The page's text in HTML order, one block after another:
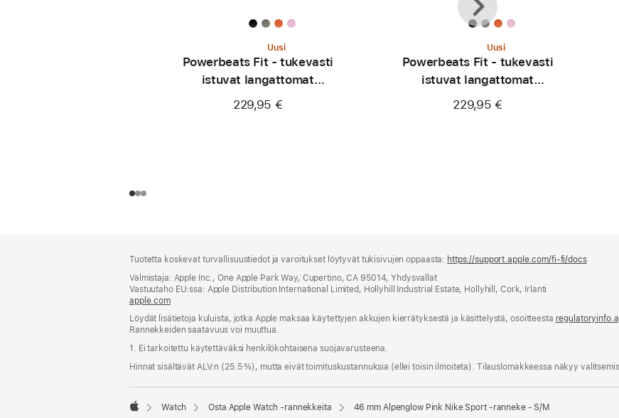
Uusi
Powerbeats Fit - tukevasti
istuvat langattomat
treenikuulokkeet - superpinkki
229,95 €
Uusi
Powerbeats Fit - tukevasti
istuvat langattomat
treenikuulokkeet -
kipinänoranssi
229,95 €
Tuotetta koskevat turvallisuustiedot ja varoitukset löytyvät tukisivujen oppaasta: https://support.apple.com/fi-fi/docs(avautuu
Valmistaja: Apple Inc., One Apple Park Way, Cupertino, CA 95014, Yhdysvallat
Vastuutaho EU:ssa: Apple Distribution International Limited, Hollyhill Industrial Estate, Hollyhill, Cork, Irlanti
apple.com(avautuu
uuteen
ikkunaan)
Löydät lisätietoja kuluista, jotka Apple maksaa käytettyjen akkujen kierrätyksestä ja käsittelystä, osoitteesta
Rannekkeiden saatavuus voi muuttua.
1. Ei tarkoitettu käytettäväksi henkilökohtaisena suojavarusteena.
Hinnat sisältävät ALV:n (25.5 %), mutta eivät toimitus­kustannuksia (ellei toisin ilmoiteta). Tilauslomakkeessa näkyy
Watch Osta Apple Watch ‑rannekkeita 46 mm Alpenglow Pink Nike Sport ‑ranneke - S/M